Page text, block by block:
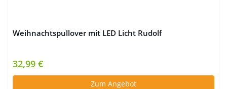
Weihnachtspullover mit LED Licht Rudolf
32,99 €
Zum Angebot